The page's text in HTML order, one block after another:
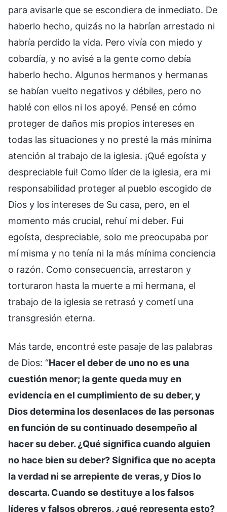
para avisarle que se escondiera de inmediato. De
haberlo hecho, quizás no la habrían arrestado ni
habría perdido la vida. Pero vivía con miedo y
cobardía, y no avisé a la gente como debía
haberlo hecho. Algunos hermanos y hermanas
se habían vuelto negativos y débiles, pero no
hablé con ellos ni los apoyé. Pensé en cómo
proteger de daños mis propios intereses en
todas las situaciones y no presté la más mínima
atención al trabajo de la iglesia. ¡Qué egoísta y
despreciable fui! Como líder de la iglesia, era mi
responsabilidad proteger al pueblo escogido de
Dios y los intereses de Su casa, pero, en el
momento más crucial, rehuí mi deber. Fui
egoísta, despreciable, solo me preocupaba por
mí misma y no tenía ni la más mínima conciencia
o razón. Como consecuencia, arrestaron y
torturaron hasta la muerte a mi hermana, el
trabajo de la iglesia se retrasó y cometí una
transgresión eterna.
Más tarde, encontré este pasaje de las palabras
de Dios: “Hacer el deber de uno no es una
cuestión menor; la gente queda muy en
evidencia en el cumplimiento de su deber, y
Dios determina los desenlaces de las personas
en función de su continuado desempeño al
hacer su deber. ¿Qué significa cuando alguien
no hace bien su deber? Significa que no acepta
la verdad ni se arrepiente de veras, y Dios lo
descarta. Cuando se destituye a los falsos
líderes y falsos obreros, ¿qué representa esto?